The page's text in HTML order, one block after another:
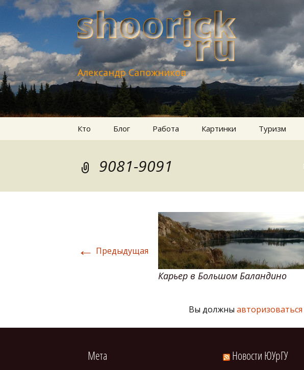
Александр Сапожников
Кто Блог Работа Картинки Туризм
9081-9091
← Предыдущая
Карьер в Большом Баландино
Вы должны авторизоваться
Мета Новости ЮУрГУ